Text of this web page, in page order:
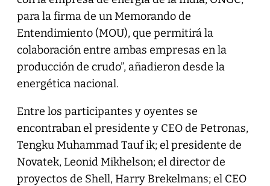
para la firma de un Memorando de
Entendimiento (MOU), que permitirá la
colaboración entre ambas empresas en la
producción de crudo”, añadieron desde la
energética nacional.
Entre los participantes y oyentes se
encontraban el presidente y CEO de Petronas,
Tengku Muhammad Tauf ik; el presidente de
Novatek, Leonid Mikhelson; el director de
proyectos de Shell, Harry Brekelmans; el CEO